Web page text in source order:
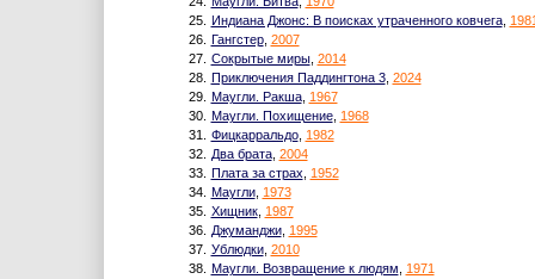
25. Индиана Джонс: В поисках утраченного ковчега,
26. Гангстер, 2007
27. Сокрытые миры, 2014
28. Приключения Паддингтона 3, 2024
29. Маугли. Ракша, 1967
30. Маугли. Похищение, 1968
31.
Фицкарральдо, 1982
32.
Два брата, 2004
33. Плата за страх
1952
34. Маугли, 1973
35. Хищник, 1987
36.
Джуманджи, 1995
37. Ублюдки, 2010
38. Маугли. Возвращение к людям
1971